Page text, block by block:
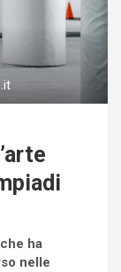
ha
nelle